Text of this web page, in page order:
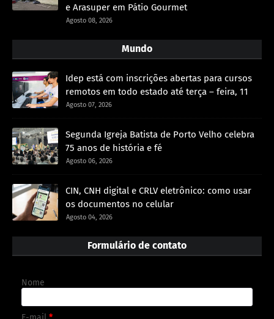
e Arasuper em Pátio Gourmet
Agosto 08, 2026
Mundo
Idep está com inscrições abertas para cursos
remotos em todo estado até terça – feira, 11
Agosto 07, 2026
Segunda Igreja Batista de Porto Velho celebra
75 anos de história e fé
Agosto 06, 2026
CIN, CNH digital e CRLV eletrônico: como usar
os documentos no celular
Agosto 04, 2026
Formulário de contato
Nome